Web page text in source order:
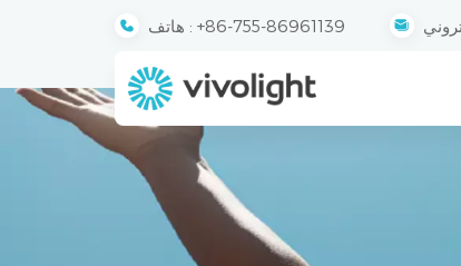
هاتف : +86-755-86961139